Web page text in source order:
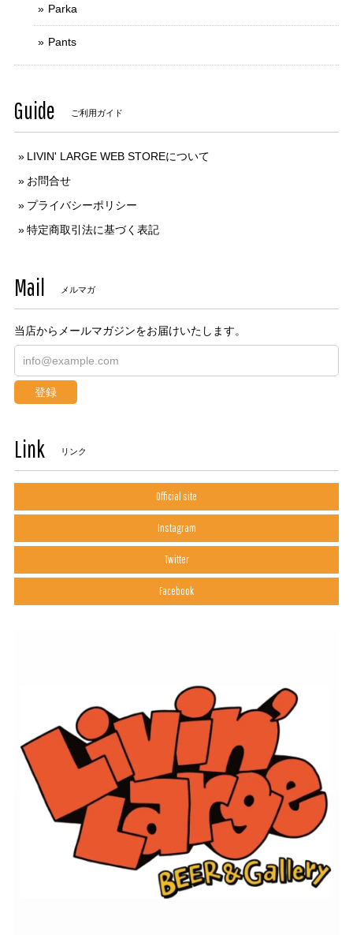
Parka
Pants
Guide ご利用ガイド
LIVIN' LARGE WEB STOREについて
お問合せ
プライバシーポリシー
特定商取引法に基づく表記
Mail メルマガ
当店からメールマガジンをお届けいたします。
登録
Link リンク
Official site
Instagram
Twitter
Facebook